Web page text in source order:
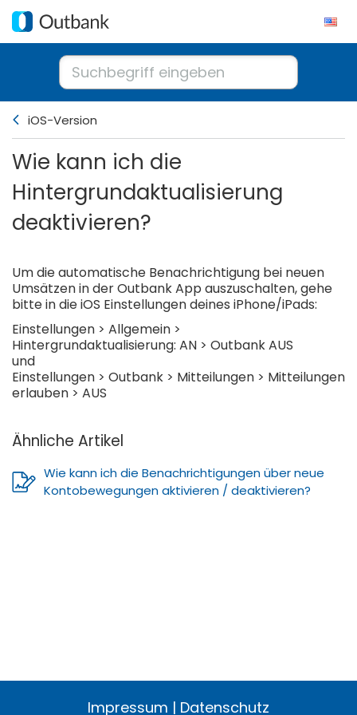
iOS-Version
Wie kann ich die
Hintergrundaktualisierung
deaktivieren?
Um die automatische Benachrichtigung bei neuen
Umsätzen in der Outbank App auszuschalten, gehe
bitte in die iOS Einstellungen deines iPhone/iPads:
Einstellungen > Allgemein >
Hintergrundaktualisierung: AN > Outbank AUS
und
Einstellungen > Outbank > Mitteilungen > Mitteilungen
erlauben > AUS
Ähnliche Artikel
Wie kann ich die Benachrichtigungen über neue
Kontobewegungen aktivieren / deaktivieren?
Impressum | Datenschutz